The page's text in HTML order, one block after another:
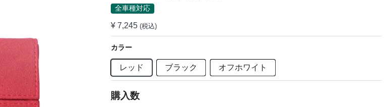
全車種対応
¥ 7,245 (税込)
カラー
レッド ブラック オフホワイト
購入数